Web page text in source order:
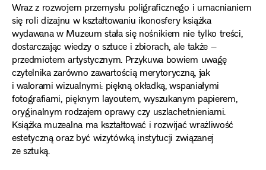
Wraz z rozwojem przemysłu poligraficznego i umacnianiem
się roli dizajnu w kształtowaniu ikonosfery książka
wydawana w Muzeum stała się nośnikiem nie tylko treści,
dostarczając wiedzy o sztuce i zbiorach, ale także –
przedmiotem artystycznym. Przykuwa bowiem uwagę
czytelnika zarówno zawartością merytoryczną, jak
i walorami wizualnymi: piękną okładką, wspaniałymi
fotografiami, pięknym layoutem, wyszukanym papierem,
oryginalnym rodzajem oprawy czy uszlachetnieniami.
Książka muzealna ma kształtować i rozwijać wrażliwość
estetyczną oraz być wizytówką instytucji związanej
ze sztuką.